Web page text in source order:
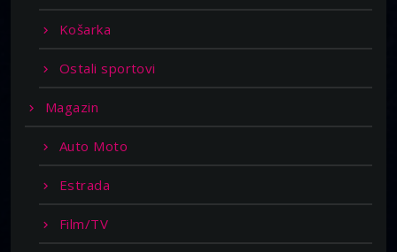
Košarka
Ostali sportovi
Magazin
Auto Moto
Estrada
Film/TV